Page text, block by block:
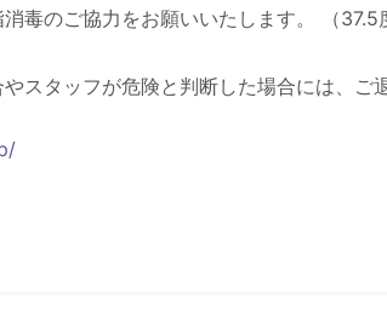
毒のご協力をお願いいたします。 （
スタッフが危険と判断した場合には、ご